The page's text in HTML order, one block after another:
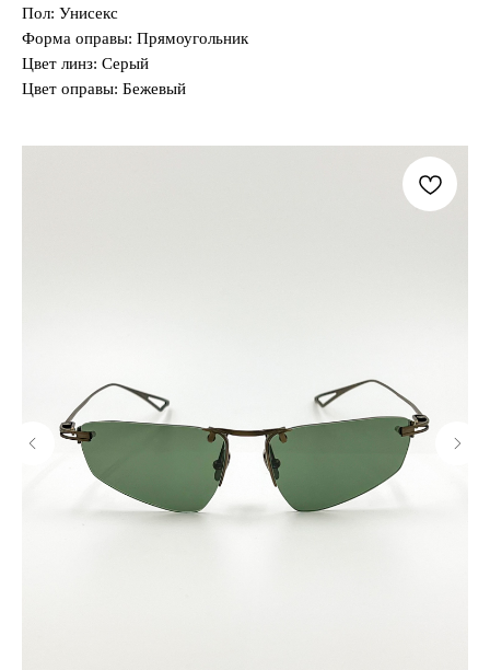
Пол: Унисекс
Форма оправы: Прямоугольник
Цвет линз: Серый
Цвет оправы: Бежевый